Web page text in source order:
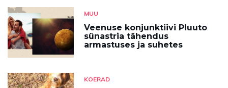
MUU
Veenuse konjunktiivi Pluuto
sünastria tähendus
armastuses ja suhetes
KOERAD